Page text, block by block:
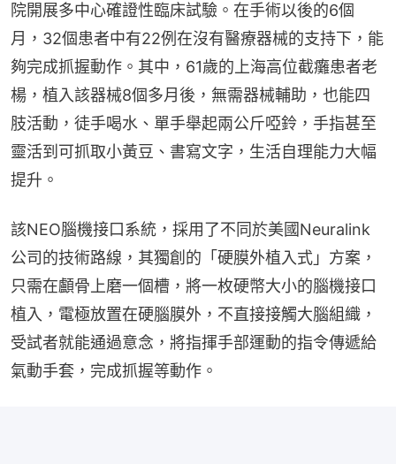
院開展多中心確證性臨床試驗。在手術以後的6個
月，32個患者中有22例在沒有醫療器械的支持下，能
夠完成抓握動作。其中，61歲的上海高位截癱患者老
楊，植入該器械8個多月後，無需器械輔助，也能四
肢活動，徒手喝水、單手舉起兩公斤啞鈴，手指甚至
靈活到可抓取小黃豆、書寫文字，生活自理能力大幅
提升。
該NEO腦機接口系統，採用了不同於美國Neuralink
公司的技術路線，其獨創的「硬膜外植入式」方案，
只需在顱骨上磨一個槽，將一枚硬幣大小的腦機接口
植入，電極放置在硬腦膜外，不直接接觸大腦組織，
受試者就能通過意念，將指揮手部運動的指令傳遞給
氣動手套，完成抓握等動作。